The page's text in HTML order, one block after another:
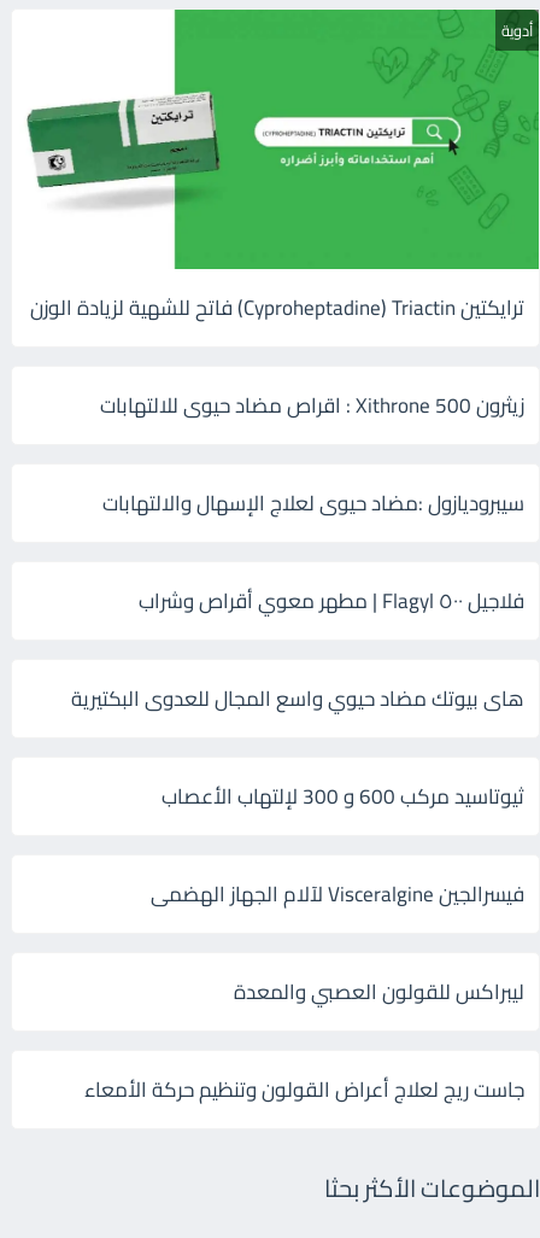
أدوية
ترايكتين Cyproheptadine) Triactin) فاتح للشهية لزيادة الوزن
زيثرون 500 Xithrone : اقراص مضاد حيوى للالتهابات
سيبروديازول :مضاد حيوى لعلاج الإسهال والالتهابات
فلاجيل ٥٠٠ Flagyl | مطهر معوي أقراص وشراب
هاى بيوتك مضاد حيوي واسع المجال للعدوى البكتيرية
ثيوتاسيد مركب 600 و 300 لإلتهاب الأعصاب
فيسرالجين Visceralgine لآلام الجهاز الهضمى
ليبراكس للقولون العصبي والمعدة
جاست ريج لعلاج أعراض القولون وتنظيم حركة الأمعاء
الموضوعات الأكثر بحثا